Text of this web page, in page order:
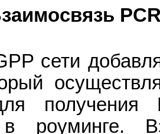
сети
получения
в роуминге.